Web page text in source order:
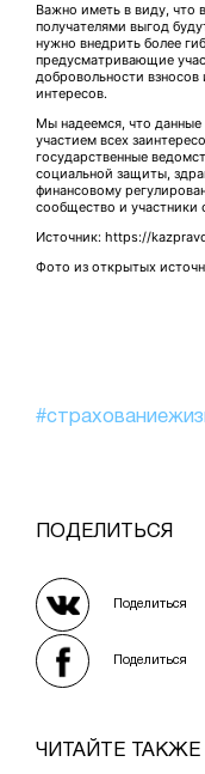
Важно иметь в виду, что
получателями выгод
нужно внедрить более
предусматривающие
добровольности взносов
интересов.
Мы надеемся, что
участием всех
государственные
социальной защиты,
финансовому
сообщество и участники
Источник: https://
Фото из открытых
ПОДЕЛИТЬСЯ
Поделиться
Поделиться
ЧИТАЙТЕ ТАКЖЕ